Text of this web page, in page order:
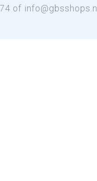
of info@gbsshops.nl